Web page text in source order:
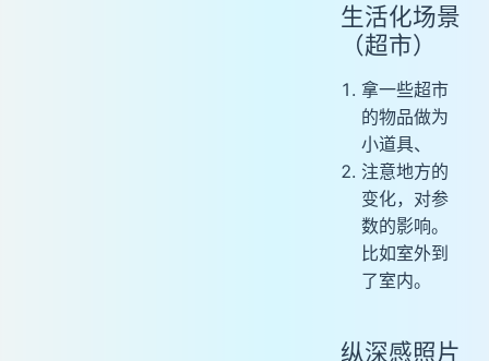
生活化场景
（超市）
拿一些超市
的物品做为
小道具、
注意地方的
变化，对参
数的影响。
比如室外到
了室内。
纵深感照片